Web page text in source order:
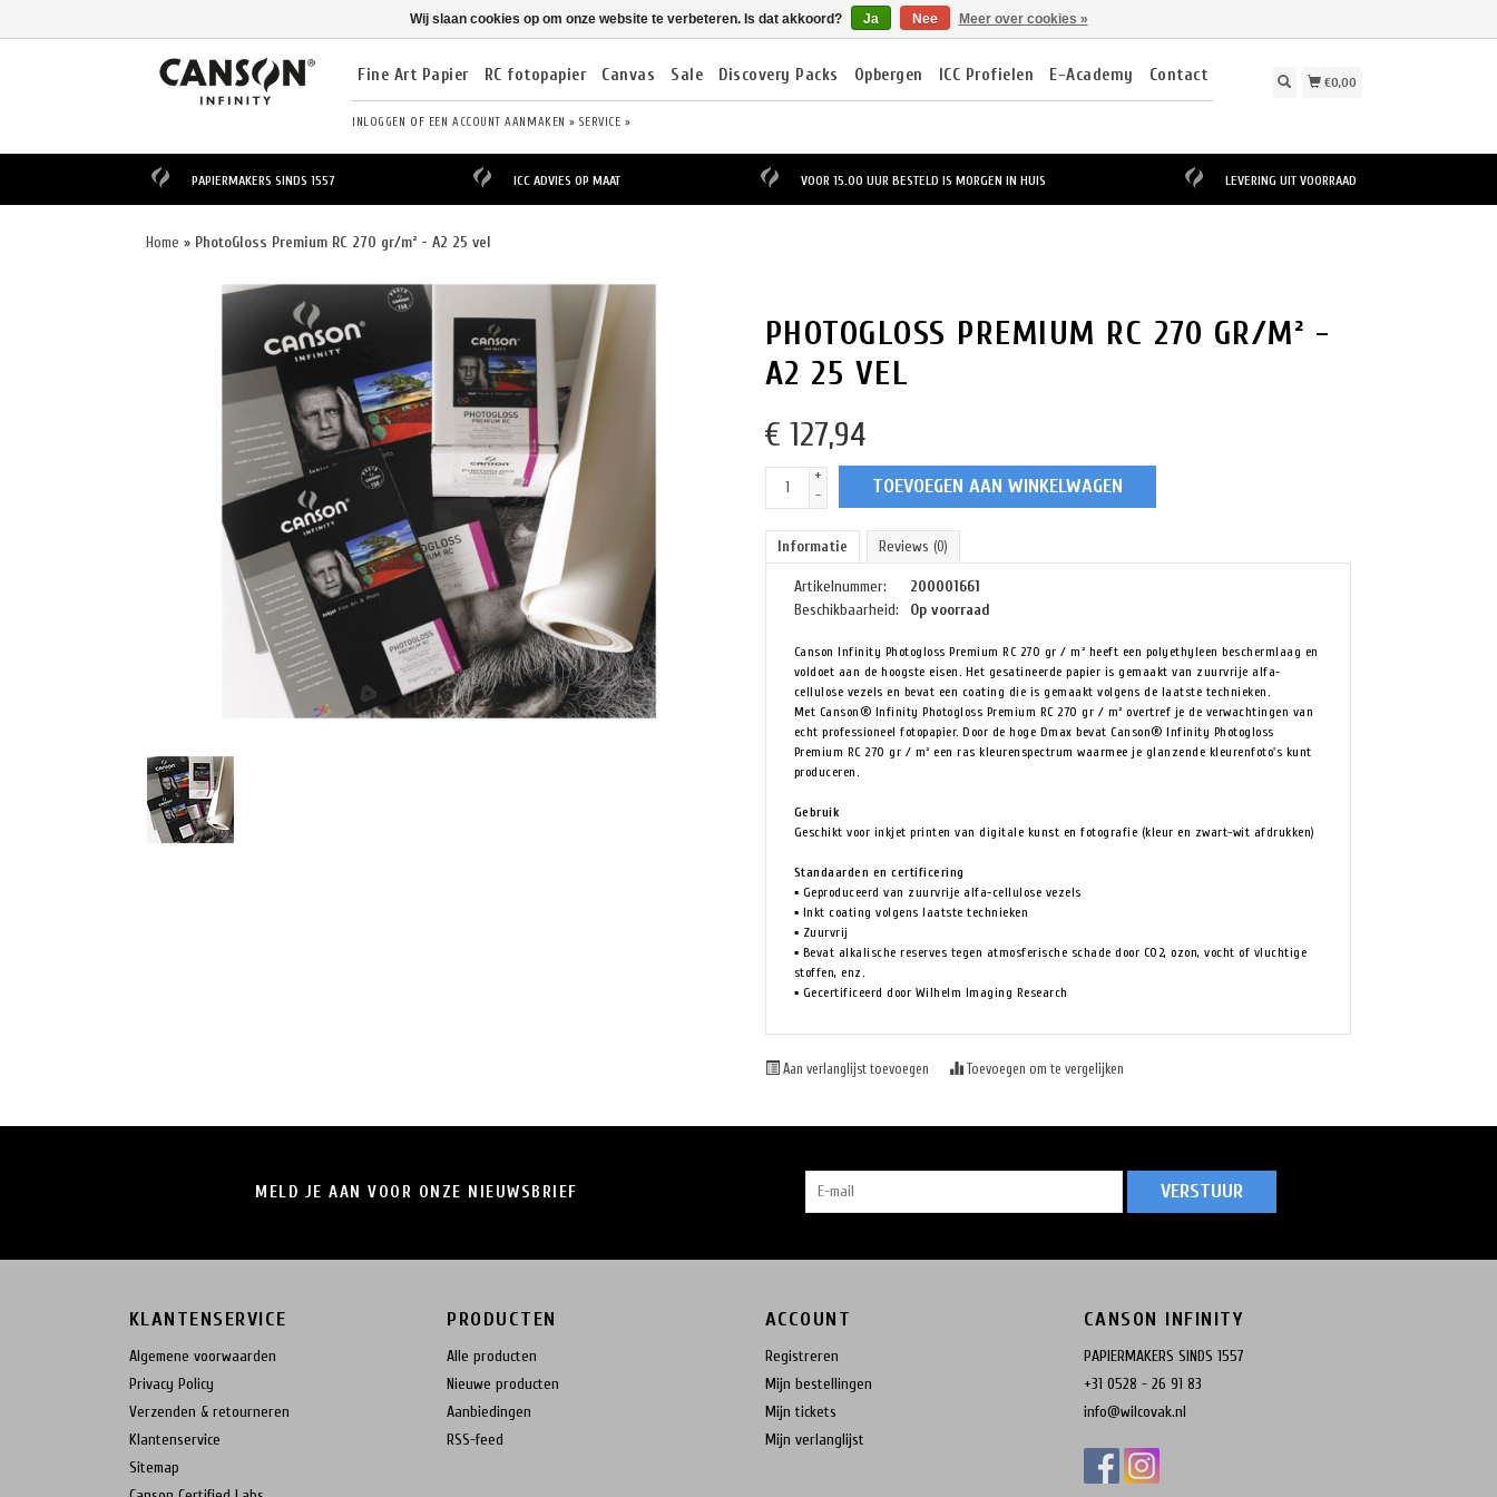
Fine Art Papier RC fotopapier Canvas Sale Discovery Packs Opbergen ICC Profielen E-Academy Contact
INLOGGEN OF EEN ACCOUNT AANMAKEN » SERVICE »
€0,00
PAPIERMAKERS SINDS 1557 ICC ADVIES OP MAAT VOOR 15.00 UUR BESTELD IS MORGEN IN HUIS LEVERING UIT VOORRAAD
Home » PhotoGloss Premium RC 270 gr/m² - A2 25 vel
PHOTOGLOSS PREMIUM RC 270 GR/M² -
A2 25 VEL
€ 127,94
+
-
TOEVOEGEN AAN WINKELWAGEN
Informatie Reviews (0)
Artikelnummer:
200001661
Beschikbaarheid:
Op voorraad
Canson Infinity Photogloss Premium RC 270 gr / m² heeft een polyethyleen beschermlaag en
voldoet aan de hoogste eisen. Het gesatineerde papier is gemaakt van zuurvrije alfa-
cellulose vezels en bevat een coating die is gemaakt volgens de laatste technieken.
Met Canson® Infinity Photogloss Premium RC 270 gr / m² overtref je de verwachtingen van
echt professioneel fotopapier. Door de hoge Dmax bevat Canson® Infinity Photogloss
Premium RC 270 gr / m² een ras kleurenspectrum waarmee je glanzende kleurenfoto's kunt
produceren.
Gebruik
Geschikt voor inkjet printen van digitale kunst en fotografie (kleur en zwart-wit afdrukken)
Standaarden en certificering
▪ Geproduceerd van zuurvrije alfa-cellulose vezels
▪ Inkt coating volgens laatste technieken
▪ Zuurvrij
▪ Bevat alkalische reserves tegen atmosferische schade door C02, ozon, vocht of vluchtige
stoffen, enz.
▪ Gecertificeerd door Wilhelm Imaging Research
Aan verlanglijst toevoegen Toevoegen om te vergelijken
MELD JE AAN VOOR ONZE NIEUWSBRIEF VERSTUUR
KLANTENSERVICE
Algemene voorwaarden
Privacy Policy
Verzenden & retourneren
Klantenservice
Sitemap
PRODUCTEN
Alle producten
Nieuwe producten
Aanbiedingen
RSS-feed
ACCOUNT
Registreren
Mijn bestellingen
Mijn tickets
Mijn verlanglijst
CANSON INFINITY
PAPIERMAKERS SINDS 1557
+31 0528 - 26 91 83
info@wilcovak.nl
Wij slaan cookies op om onze website te verbeteren. Is dat akkoord? Ja Nee Meer over cookies »